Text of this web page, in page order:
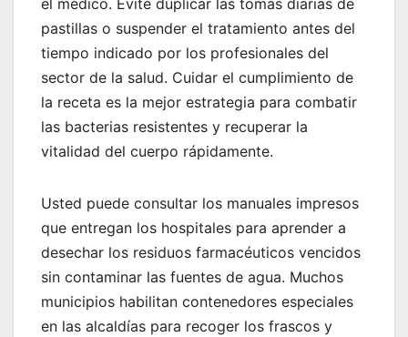
el médico. Evite duplicar las tomas diarias de
pastillas o suspender el tratamiento antes del
tiempo indicado por los profesionales del
sector de la salud. Cuidar el cumplimiento de
la receta es la mejor estrategia para combatir
las bacterias resistentes y recuperar la
vitalidad del cuerpo rápidamente.
Usted puede consultar los manuales impresos
que entregan los hospitales para aprender a
desechar los residuos farmacéuticos vencidos
sin contaminar las fuentes de agua. Muchos
municipios habilitan contenedores especiales
en las alcaldías para recoger los frascos y